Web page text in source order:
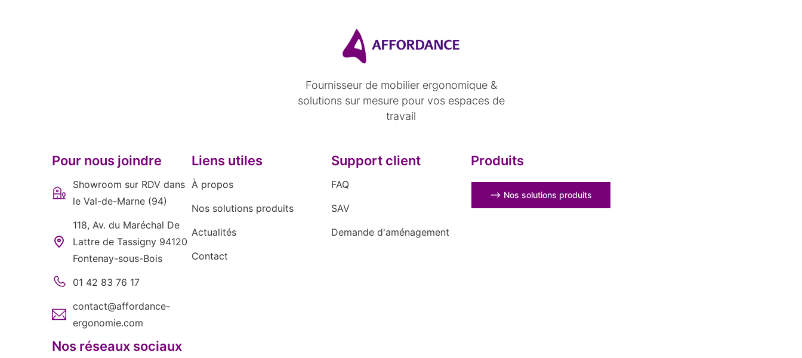
Fournisseur de mobilier ergonomique &
solutions sur mesure pour vos espaces de
travail
Pour nous joindre
Showroom sur RDV dans
le Val-de-Marne (94)
118, Av. du Maréchal De
Lattre de Tassigny 94120
Fontenay-sous-Bois
01 42 83 76 17
contact@affordance-
ergonomie.com
Nos réseaux sociaux
Liens utiles
À propos
Nos solutions produits
Actualités
Contact
Support client
FAQ
SAV
Demande d'aménagement
Produits
⟶ Nos solutions produits